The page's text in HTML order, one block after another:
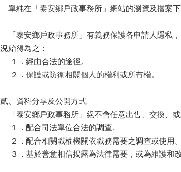
單純在「泰安鄉戶政事務所」網站的瀏覽及檔案
「泰安鄉戶政事務所」有義務保護各申請人隱私
況始得為之：
１．經由合法的途徑。
２．保護或防衛相關個人的權利或所有權。
貳、資料分享及公開方式
「泰安鄉戶政事務所」絕不會任意出售、交換、
１．配合司法單位合法的調查。
２．配合相關職權機關依職務需要之調查或使用。
３．基於善意相信揭露為法律需要，或為維護和